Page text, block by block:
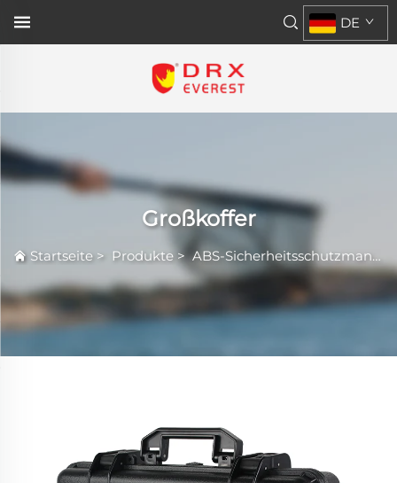
DE
Großkoffer
Startseite > Produkte >ABS-Sicherheitsschutzmantel